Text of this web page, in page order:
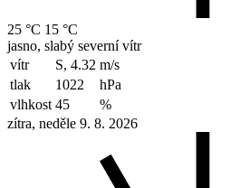
25 °C 15 °C
jasno, slabý severní vítr
vítr
S, 4.32 m/s
tlak
1022
hPa
vlhkost 45
%
zítra, neděle 9. 8. 2026